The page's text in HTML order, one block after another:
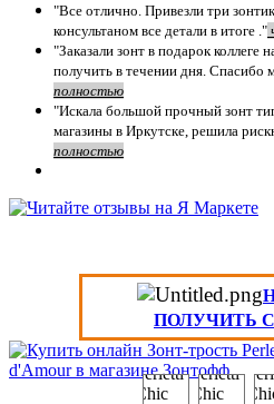
"Все отлично. Привезли три
консультаном все детали в итоге ."
"Заказали зонт в подарок коллеге
получить в течении дня. Спасибо
полностью
"Искала большой прочный зонт
магазины в Иркутске, решила
полностью
ПОЛУЧИТЬ